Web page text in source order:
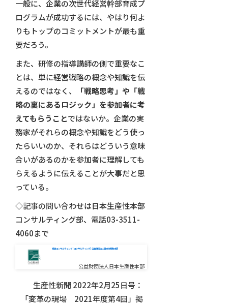
一般に、企業の次世代経営幹部育成プ
ログラムが成功するには、やはり何よ
りもトップのコミットメントが最も重
要だろう。
また、研修の指導講師の側で重要なこ
とは、単に経営戦略の概念や知識を伝
えるのではなく、
「戦略思考」や「戦
略の裏にあるロジック」を参加者に考
えてもらうことではないか。企業の実
務家がそれらの概念や知識をどう使っ
たらいいのか、それらはどういう意味
合いがあるのかを参加者に理解しても
らえるように伝えることが大事だと思
っている。
◇記事の問い合わせは日本生産性本部
コンサルティング部、電話03-3511-
4060まで
経営コンサルティング | コンサルティング | 公益財団法人日本生産性本部
公益財団法人日本生産性本部
生産性新聞 2022年2月25日号：
「変革の現場 2021年度第4回」掲